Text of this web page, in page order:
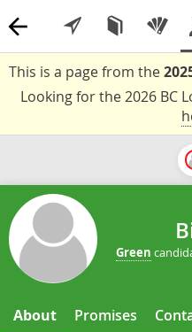
This is a page from the
Looking for the 2026 BC
Green
About Promises